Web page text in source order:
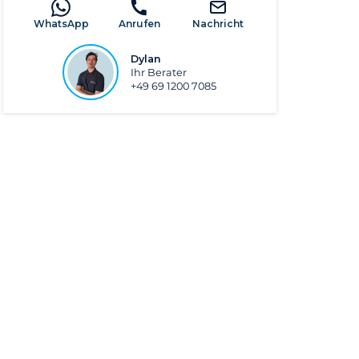
WhatsApp Anrufen Nachricht
Dylan
Ihr Berater
+49 69 1200 7085